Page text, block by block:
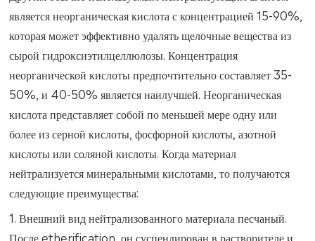
является неорганическая кислота с концентрацией 15-90%,
которая может эффективно удалять щелочные вещества из
сырой гидроксиэтилцеллюлозы. Концентрация
неорганической кислоты предпочтительно составляет 35-
50%, и 40-50% является наилучшей. Неорганическая
кислота представляет собой по меньшей мере одну или
более из серной кислоты, фосфорной кислоты, азотной
кислоты или соляной кислоты. Когда материал
нейтрализуется минеральными кислотами, то получаются
следующие преимущества:
1. Внешний вид нейтрализованного материала песчаный.
После etherification, он суспендирован в растворителе и